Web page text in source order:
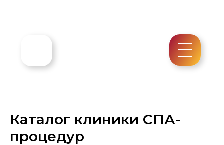
Каталог клиники СПА-
процедур